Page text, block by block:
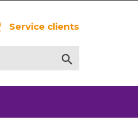
Service clients
